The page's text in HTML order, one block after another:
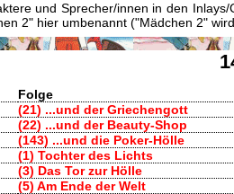
und Sprecher/innen in den
2" hier umbenannt ("Mädchen 2"
Folge
(21) ...und der Griechengott
(22) ...und der Beauty-Shop
(143) ...und die Poker-Hölle
(1) Tochter des Lichts
(3) Das Tor zur Hölle
(5) Am Ende der Welt